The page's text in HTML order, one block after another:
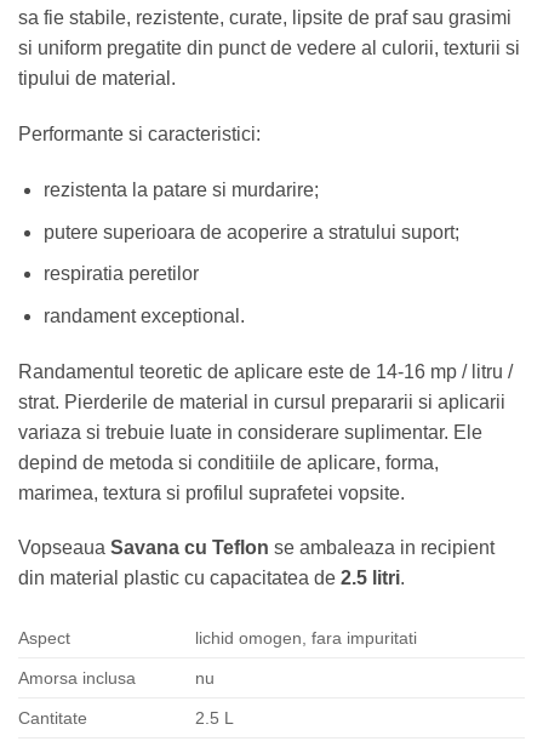
sa fie stabile, rezistente, curate, lipsite de praf sau grasimi
si uniform pregatite din punct de vedere al culorii, texturii si
tipului de material.
Performante si caracteristici:
rezistenta la patare si murdarire;
putere superioara de acoperire a stratului suport;
respiratia peretilor
randament exceptional.
Randamentul teoretic de aplicare este de 14-16 mp / litru /
strat. Pierderile de material in cursul prepararii si aplicarii
variaza si trebuie luate in considerare suplimentar. Ele
depind de metoda si conditiile de aplicare, forma,
marimea, textura si profilul suprafetei vopsite.
Vopseaua Savana cu Teflon se ambaleaza in recipient
din material plastic cu capacitatea de 2.5 litri.
Aspect lichid omogen, fara impuritati
Amorsa inclusa nu
Cantitate 2.5 L